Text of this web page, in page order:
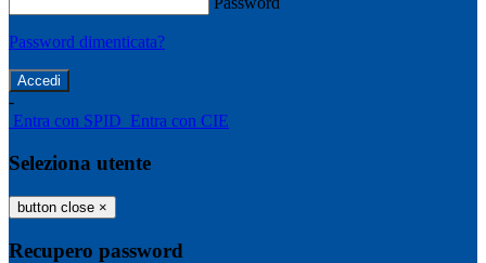
Password dimenticata?
-
Entra con SPID Entra con CIE
Seleziona utente
button close ×
Recupero password